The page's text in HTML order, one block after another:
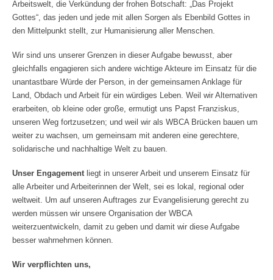
Arbeitswelt, die Verkündung der frohen Botschaft: „Das Projekt
Gottes“, das jeden und jede mit allen Sorgen als Ebenbild Gottes in
den Mittelpunkt stellt, zur Humanisierung aller Menschen.
Wir sind uns unserer Grenzen in dieser Aufgabe bewusst, aber
gleichfalls engagieren sich andere wichtige Akteure im Einsatz für die
unantastbare Würde der Person, in der gemeinsamen Anklage für
Land, Obdach und Arbeit für ein würdiges Leben. Weil wir Alternativen
erarbeiten, ob kleine oder große, ermutigt uns Papst Franziskus,
unseren Weg fortzusetzen; und weil wir als WBCA Brücken bauen um
weiter zu wachsen, um gemeinsam mit anderen eine gerechtere,
solidarische und nachhaltige Welt zu bauen.
Unser Engagement liegt in unserer Arbeit und unserem Einsatz für
alle Arbeiter und Arbeiterinnen der Welt, sei es lokal, regional oder
weltweit. Um auf unseren Auftrages zur Evangelisierung gerecht zu
werden müssen wir unsere Organisation der WBCA
weiterzuentwickeln, damit zu geben und damit wir diese Aufgabe
besser wahrnehmen können.
Wir verpflichten uns,